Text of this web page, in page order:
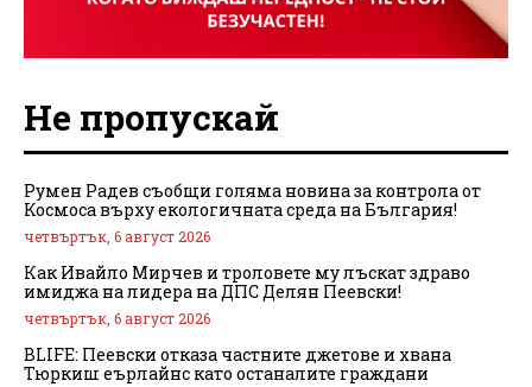
Не пропускай
Румен Радев съобщи голяма новина за контрола от
Космоса върху екологичната среда на България!
четвъртък, 6 август 2026
Как Ивайло Мирчев и троловете му лъскат здраво
имиджа на лидера на ДПС Делян Пеевски!
четвъртък, 6 август 2026
BLIFE: Пеевски отказа частните джетове и хвана
Тюркиш еърлайнс като останалите граждани